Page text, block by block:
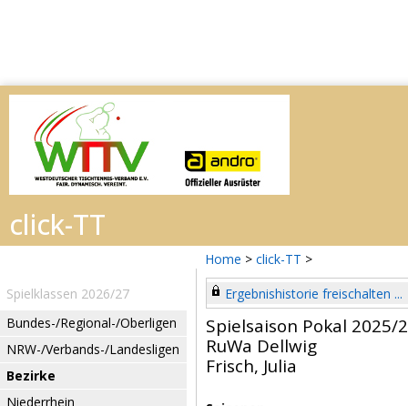
Home > click-TT >
Spielklassen 2026/27
Bundes-/Regional-/Oberligen
NRW-/Verbands-/Landesligen
Bezirke
Niederrhein
Ergebnishistorie freischalten ...
Spielsaison Pokal 2025/
RuWa Dellwig
Frisch, Julia